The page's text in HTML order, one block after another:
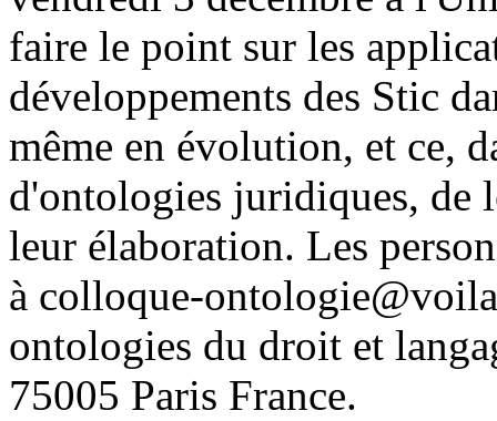
faire le point sur les
développements des Stic
même en évolution, et ce,
d'ontologies juridiques, de
leur élaboration. Les
à colloque-
ontologies du droit et
75005 Paris France.